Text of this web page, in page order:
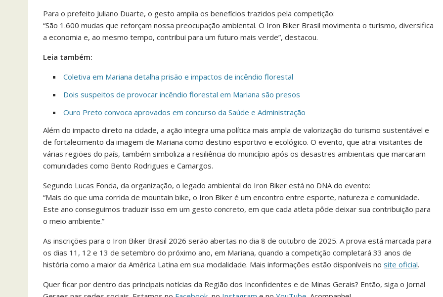
Para o prefeito Juliano Duarte, o gesto amplia os benefícios trazidos pela competição:
“São 1.600 mudas que reforçam nossa preocupação ambiental. O Iron Biker Brasil movimenta o turismo, diversifica
a economia e, ao mesmo tempo, contribui para um futuro mais verde”, destacou.
Leia também:
Coletiva em Mariana detalha prisão e impactos de incêndio florestal
Dois suspeitos de provocar incêndio florestal em Mariana são presos
Ouro Preto convoca aprovados em concurso da Saúde e Administração
Além do impacto direto na cidade, a ação integra uma política mais ampla de valorização do turismo sustentável e
de fortalecimento da imagem de Mariana como destino esportivo e ecológico. O evento, que atrai visitantes de
várias regiões do país, também simboliza a resiliência do município após os desastres ambientais que marcaram
comunidades como Bento Rodrigues e Camargos.
Segundo Lucas Fonda, da organização, o legado ambiental do Iron Biker está no DNA do evento:
“Mais do que uma corrida de mountain bike, o Iron Biker é um encontro entre esporte, natureza e comunidade.
Este ano conseguimos traduzir isso em um gesto concreto, em que cada atleta pôde deixar sua contribuição para
o meio ambiente.”
As inscrições para o Iron Biker Brasil 2026 serão abertas no dia 8 de outubro de 2025. A prova está marcada para
os dias 11, 12 e 13 de setembro do próximo ano, em Mariana, quando a competição completará 33 anos de
história como a maior da América Latina em sua modalidade. Mais informações estão disponíveis no site oficial.
Quer ficar por dentro das principais notícias da Região dos Inconfidentes e de Minas Gerais? Então, siga o Jornal